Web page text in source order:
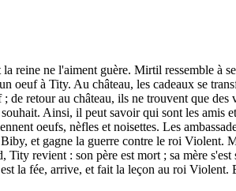
ne l'aiment guère. Mirtil ressemble à
oeuf à Tity. Au château, les cadeaux se
retour au château, ils ne trouvent que
Ainsi, il peut savoir qui sont les amis
oeufs, nèfles et noisettes. Les
et gagne la guerre contre le roi
revient : son père est mort ; sa mère
la fée, arrive, et fait la leçon au roi